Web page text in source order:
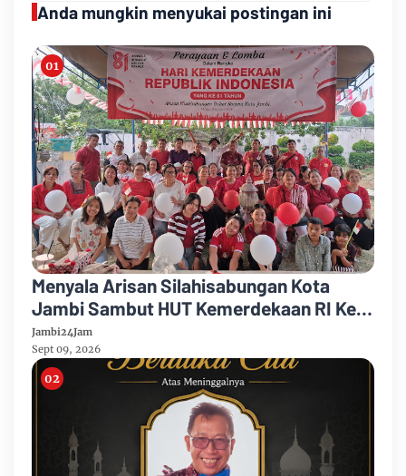
Anda mungkin menyukai postingan ini
Menyala Arisan Silahisabungan Kota
Jambi Sambut HUT Kemerdekaan RI Ke
81 Gelar Berbagai Kegiatan
Jambi24Jam
Sept 09, 2026